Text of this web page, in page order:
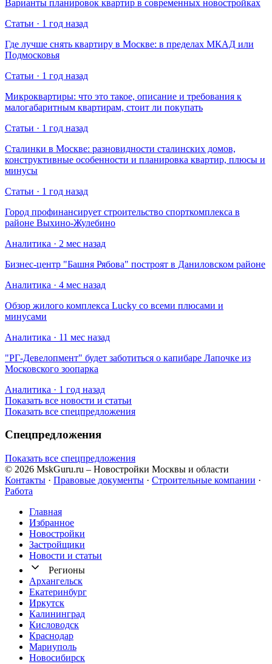
Варианты планировок квартир в современных новостройках
Статьи · 1 год назад
Где лучше снять квартиру в Москве: в пределах МКАД или
Подмосковья
Статьи · 1 год назад
Микроквартиры: что это такое, описание и требования к
малогабаритным квартирам, стоит ли покупать
Статьи · 1 год назад
Сталинки в Москве: разновидности сталинских домов,
конструктивные особенности и планировка квартир, плюсы и
минусы
Статьи · 1 год назад
Город профинансирует строительство спорткомплекса в
районе Выхино-Жулебино
Аналитика · 2 мес назад
Бизнес-центр "Башня Рябова" построят в Даниловском районе
Аналитика · 4 мес назад
Обзор жилого комплекса Lucky со всеми плюсами и
минусами
Аналитика · 11 мес назад
​"РГ-Девелопмент" будет заботиться о капибаре Лапочке из
Московского зоопарка
Аналитика · 1 год назад
Показать все новости и статьи
Показать все спецпредложения
Спецпредложения
Показать все спецпредложения
© 2026 MskGuru.ru – Новостройки Москвы и области
Контакты · Правовые документы · Строительные компании ·
Работа
Главная
Избранное
Новостр ойки
Застройщики
Новости и статьи
Регионы
Архангельск
Екатеринбург
Иркутск
Калининград
Кисловодск
Краснодар
Мариуполь
Новосибирск